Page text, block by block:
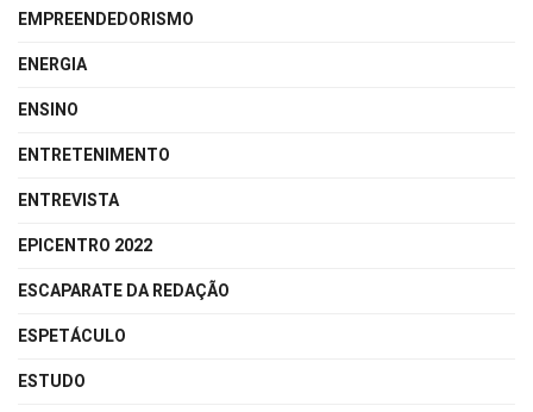
EMPREENDEDORISMO
ENERGIA
ENSINO
ENTRETENIMENTO
ENTREVISTA
EPICENTRO 2022
ESCAPARATE DA REDAÇÃO
ESPETÁCULO
ESTUDO